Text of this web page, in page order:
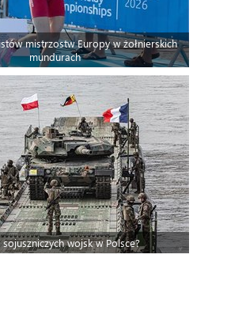
mistrzostw Europy w żołnierskich
mundurach
wojsk w Polsce?